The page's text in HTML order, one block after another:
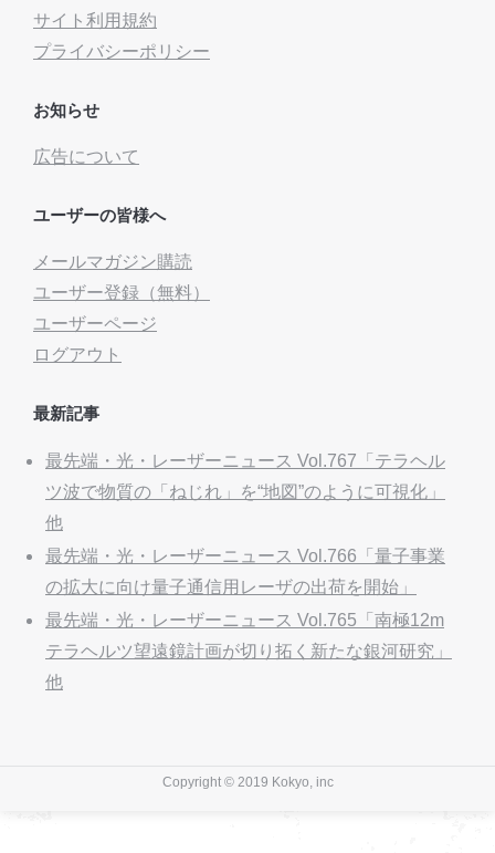
サイト利用規約
プライバシーポリシー
お知らせ
広告について
ユーザーの皆様へ
メールマガジン購読
ユーザー登録（無料）
ユーザーページ
ログアウト
最新記事
最先端・光・レーザーニュース Vol.767「テラヘル
ツ波で物質の「ねじれ」を“地図”のように可視化」
他
最先端・光・レーザーニュース Vol.766「量子事業
の拡大に向け量子通信用レーザの出荷を開始」
最先端・光・レーザーニュース Vol.765「南極12m
テラヘルツ望遠鏡計画が切り拓く新たな銀河研究」
他
Copyright © 2019 Kokyo, inc